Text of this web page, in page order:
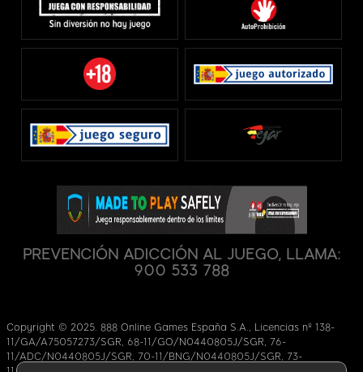
PREVENCIÓN ADICCIÓN AL JUEGO, LLAMA:
900 533 788
Copyright © 2025. 888 Online Games España S.A., Licencias nº 138-
11/GA/A75057273/SGR, 68-11/GO/N0440805J/SGR, 76-
11/ADC/N0440805J/SGR, 70-11/BNG/N0440805J/SGR, 73-